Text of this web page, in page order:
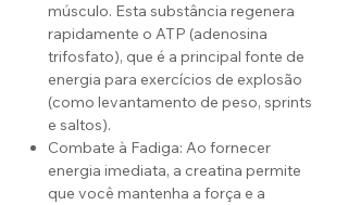
músculo. Esta substância regenera
rapidamente o ATP (adenosina
trifosfato), que é a principal fonte de
energia para exercícios de explosão
(como levantamento de peso, sprints
e saltos).
Combate à Fadiga: Ao fornecer
energia imediata, a creatina permite
que você mantenha a força e a